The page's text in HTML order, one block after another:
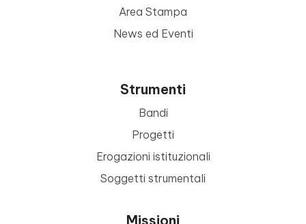
Area Stampa
News ed Eventi
Strumenti
Bandi
Progetti
Erogazioni istituzionali
Soggetti strumentali
Missioni